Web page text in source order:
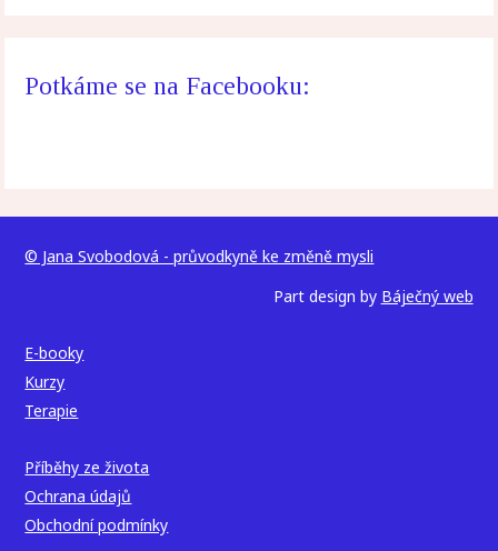
Potkáme se na Facebooku:
© Jana Svobodová - průvodkyně ke změně mysli
Part design by Báječný web
E-booky
Kurzy
Terapie
Příběhy ze života
Ochrana údajů
Obchodní podmínky